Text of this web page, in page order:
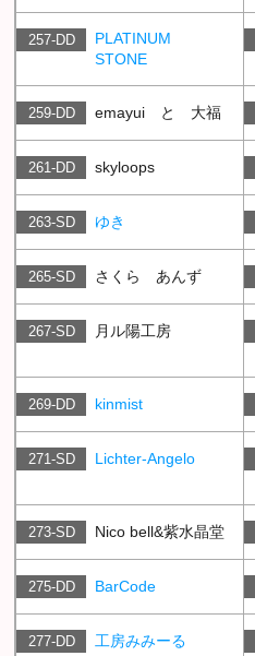
257-DD
PLATINUM
STONE
259-DD emayui と 大福
261-DD skyloops
263-SD ゆき
265-SD さくら あんず
267-SD 月ル陽工房
269-DD kinmist
271-SD Lichter-Angelo
273-SD Nico bell&紫水晶堂
275-DD BarCode
277-DD 工房みみーる